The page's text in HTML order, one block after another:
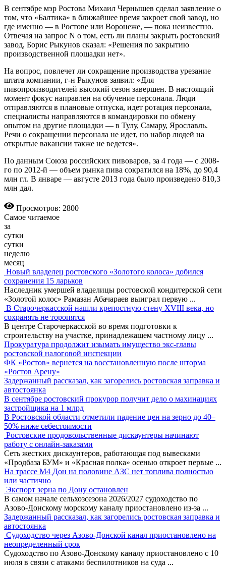
В сентябре мэр Ростова Михаил Чернышев сделал заявление о
том, что «Балтика» в ближайшее время закроет свой завод, но
где именно — в Ростове или Воронеже, — пока неизвестно.
Отвечая на запрос N о том, есть ли планы закрыть ростовский
завод, Борис Рыкунов сказал: «Решения по закрытию
производственной площадки нет».
На вопрос, повлечет ли сокращение производства урезание
штата компании, г-н Рыкунов заявил: «Для
пивопроизводителей высокий сезон завершен. В настоящий
момент фокус направлен на обучение персонала. Люди
отправляются в плановые отпуска, идет ротация персонала,
специалисты направляются в командировки по обмену
опытом на другие площадки — в Тулу, Самару, Ярославль.
Речи о сокращении персонала не идет, но набор людей на
открытые вакансии также не ведется».
По данным Союза российских пивоваров, за 4 года — с 2008-
го по 2012-й — объем рынка пива сократился на 18%, до 90,4
млн гл. В январе — августе 2013 года было произведено 810,3
млн дал.
Просмотров: 2800
Самое читаемое
за
сутки
сутки
неделю
месяц
Новый владелец ростовского «Золотого колоса» добился
сохранения 15 ларьков
Наследник умершей владелицы ростовской кондитерской сети
«Золотой колос» Рамазан Абачараев выиграл первую ...
В Старочеркасской нашли крепостную стену XVIII века, но
сохранять не торопятся
В центре Старочеркасской во время подготовки к
строительству на участке, принадлежащем частному лицу ...
Прокуратура продолжит изымать имущество экс-главы
ростовской налоговой инспекции
ФК «Ростов» вернется на восстановленную после шторма
«Ростов Арену»
Задержанный рассказал, как загорелись ростовская заправка и
автостоянка
В сентябре ростовский прокурор получит дело о махинациях
застройщика на 1 млрд
В Ростовской области отметили падение цен на зерно до 40–
50% ниже себестоимости
Ростовские продовольственные дискаунтеры начинают
работу с онлайн-заказами
Сеть жестких дискаунтеров, работающая под вывесками
«Продбаза БУМ» и «Красная полка» осенью откроет первые ...
На трассе М4 Дон на половине АЗС нет топлива полностью
или частично
Экспорт зерна по Дону остановлен
В самом начале сельхозсезона 2026/2027 судоходство по
Азово-Донскому морскому каналу приостановлено из-за ...
Задержанный рассказал, как загорелись ростовская заправка и
автостоянка
Судоходство через Азово-Донской канал приостановлено на
неопределенный срок
Судоходство по Азово-Донскому каналу приостановлено с 10
июля в связи с атаками беспилотников на суда ...